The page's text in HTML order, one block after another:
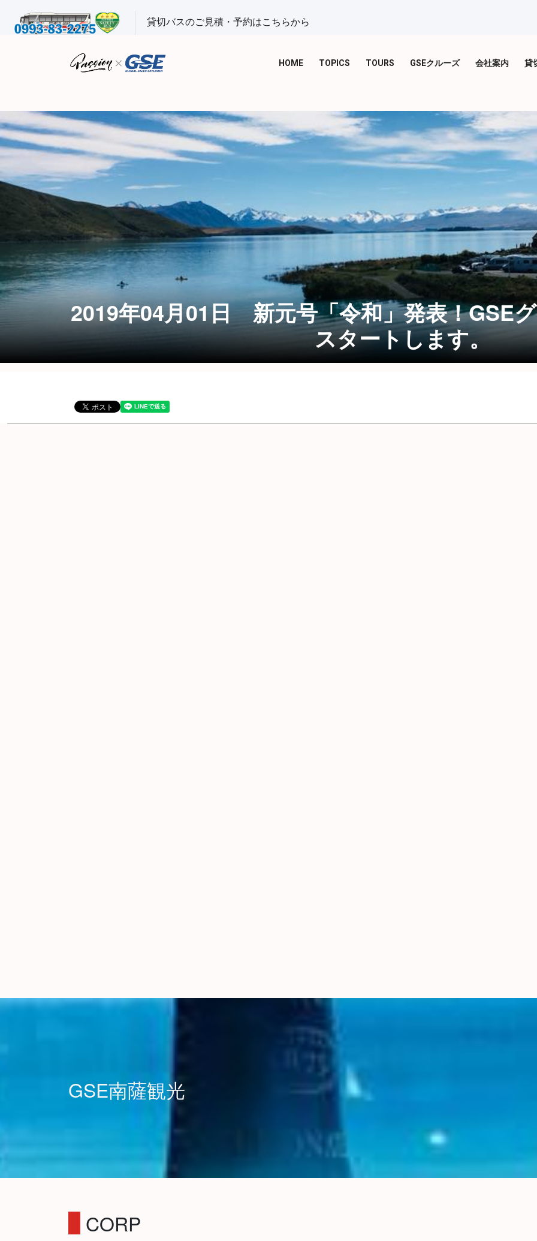
貸切バスのご見積・予約はこちらから
HOME TOPICS TOURS GSEクルーズ 会社案内 貸
2019年04月01日 新元号「令和」発表！GSE
スタートします。
GSE南薩観光
CORP